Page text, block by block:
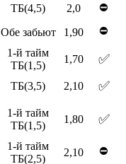
ТБ(4,5) 2,0 ⛔
Обе забьют 1,90 ⛔
1-й тайм
ТБ(1,5)
1,70 ✅
ТБ(3,5) 2,10 ✅
1-й тайм
ТБ(1,5)
1,80 ✅
1-й тайм
ТБ(2,5)
2,10 ⛔